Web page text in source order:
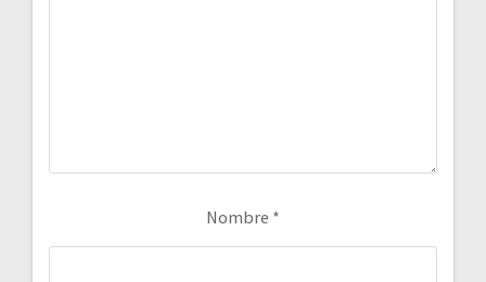
Nombre *